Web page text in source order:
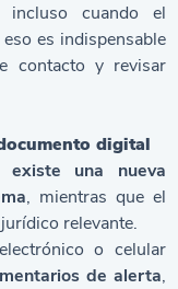
incluso cuando el
es indispensable
contacto y revisar
digital
existe una nueva
, mientras que el
relevante.
o celular
de alerta,